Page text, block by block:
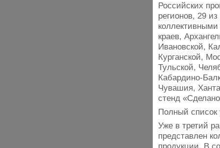
Российских
регионов, 29
коллективными
краев,
Ивановской,
Курганской,
Тульской,
Кабардино-
Чувашия,
стенд
Полный список
Уже в третий
представлен
продукции. В